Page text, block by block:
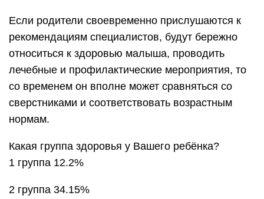
Если родители своевременно прислушаются к
рекомендациям специалистов, будут бережно
относиться к здоровью малыша, проводить
лечебные и профилактические мероприятия, то
со временем он вполне может сравняться со
сверстниками и соответствовать возрастным
нормам.
Какая группа здоровья у Вашего ребёнка?
1 группа 12.2%
2 группа 34.15%